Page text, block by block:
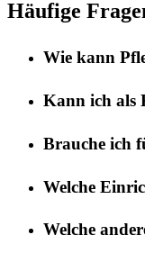
Häufige
Wie kann
Kann ich als
Brauche ich
Welche
Welche